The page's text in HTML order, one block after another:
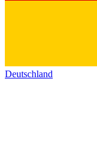
Deutschland